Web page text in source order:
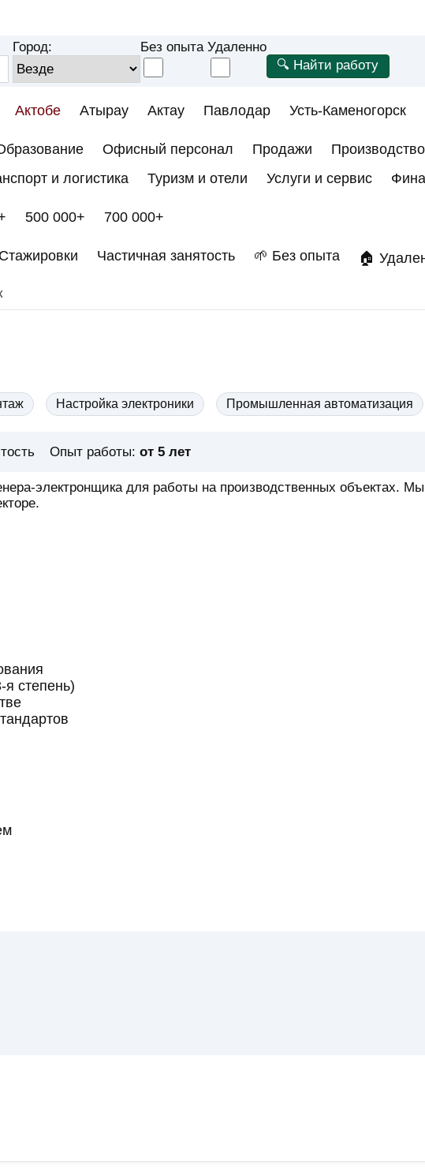
Город: Без опыта Удаленно
Актобе Атырау Актау Павлодар Усть-Каменогорск
Офисный персонал Продажи Производство
и логистика Туризм и отели Услуги и сервис
500 000+ 700 000+
Стажировки Частичная занятость 🌱 Без опыта 🏠
Настройка электроники Промышленная автоматизация
Опыт работы: от 5 лет
электронщика для работы на производственных объектах.
я степень)